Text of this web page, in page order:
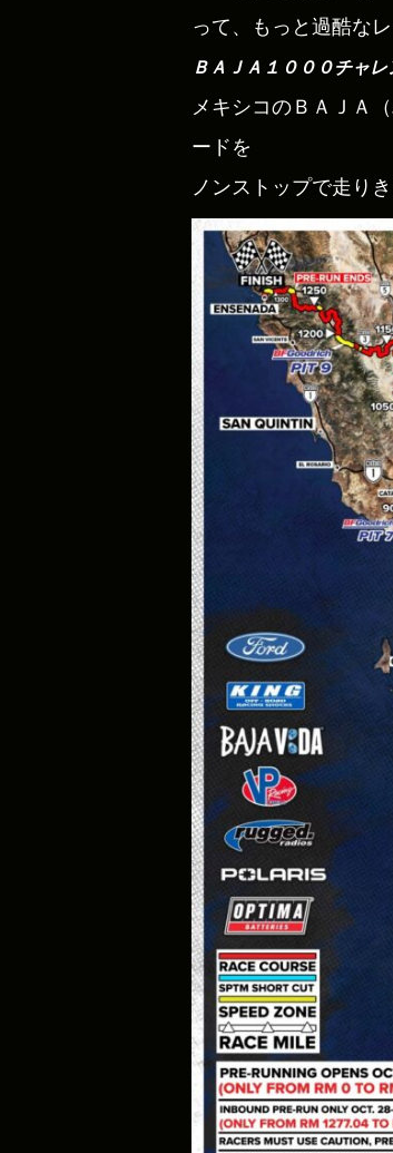
って、もっと過酷な
ＢＡＪＡ１０００チャレ
メキシコのＢＡＪＡ
ードを
ノンストップで走り